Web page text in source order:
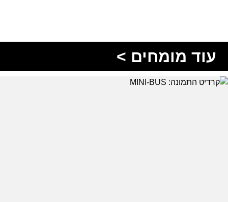
עוד מומחים >